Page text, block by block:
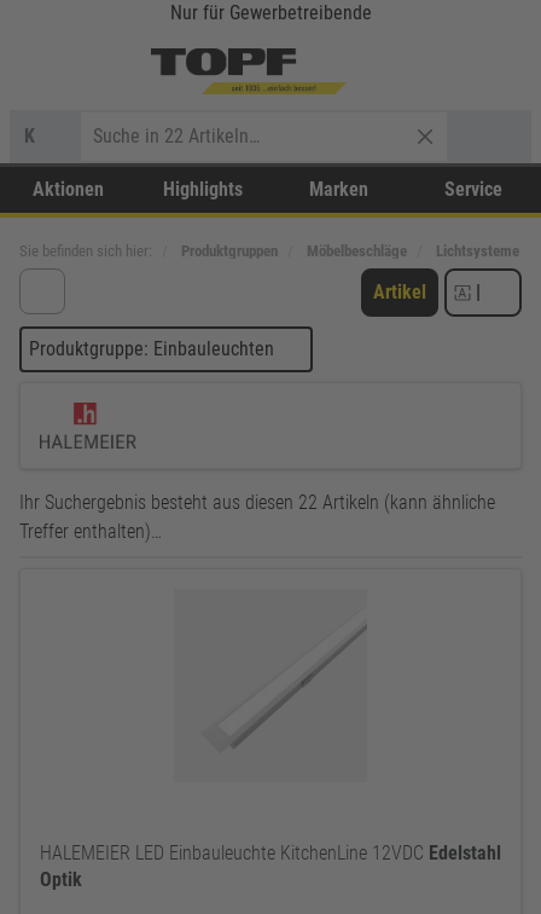
Nur für Gewerbetreibende
K
Aktionen Highlights Marken Service
Sie befinden sich hier: Produktgruppen Möbelbeschläge Lichtsysteme
Artikel |
Produktgruppe: Einbauleuchten
Ihr Suchergebnis besteht aus diesen 22 Artikeln (kann ähnliche
Treffer enthalten)…
HALEMEIER LED Einbauleuchte KitchenLine 12VDC Edelstahl
Optik